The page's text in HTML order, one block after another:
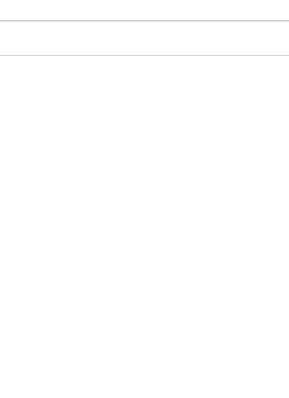
Puerto Vallarta da la bienvenida a las